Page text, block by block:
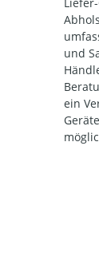
und
ein